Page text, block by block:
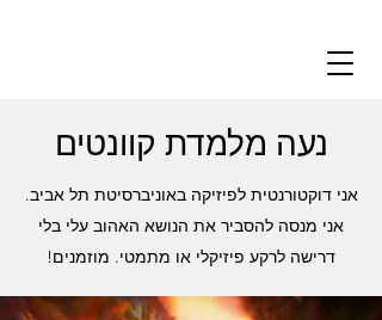
נעה מלמדת קוונטים
אני דוקטורנטית לפיזיקה באוניברסיטת תל אביב.
אני מנסה להסביר את הנושא האהוב עלי בלי
דרישה לרקע פיזיקלי או מתמטי. מוזמנים!